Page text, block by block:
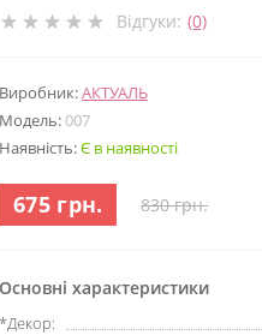
Відгуки: (0)
Виробник:АКТУАЛЬ
Модель:007
Наявність:Є в наявності
675 грн. 830 грн.
Основні характеристики
*Декор: